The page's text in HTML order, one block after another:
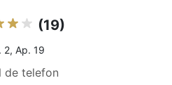
(19)
2, Ap. 19
de telefon